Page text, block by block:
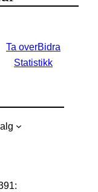
Ta overBidra
Statistikk